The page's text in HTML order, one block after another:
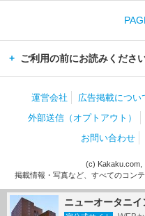
ニューオータニイ
ご利用の前にお読みください
運営会社 広告掲載につい
外部送信（オプトアウト）
お問い合わせ
(c) Kakaku.com,
掲載情報・写真など、すべてのコン